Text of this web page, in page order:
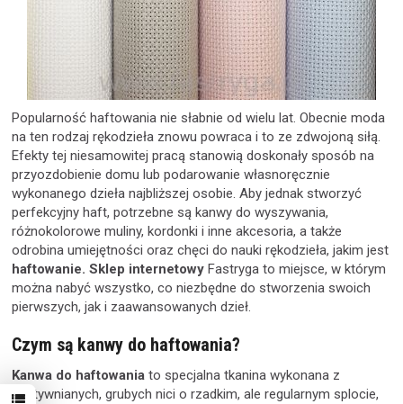
Popularność haftowania nie słabnie od wielu lat. Obecnie moda
na ten rodzaj rękodzieła znowu powraca i to ze zdwojoną siłą.
Efekty tej niesamowitej pracą stanowią doskonały sposób na
przyozdobienie domu lub podarowanie własnoręcznie
wykonanego dzieła najbliższej osobie. Aby jednak stworzyć
perfekcyjny haft, potrzebne są kanwy do wyszywania,
różnokolorowe muliny, kordonki i inne akcesoria, a także
odrobina umiejętności oraz chęci do nauki rękodzieła, jakim jest
haftowanie. Sklep internetowy Fastryga to miejsce, w którym
można nabyć wszystko, co niezbędne do stworzenia swoich
pierwszych, jak i zaawansowanych dzieł.
Czym są kanwy do haftowania?
Kanwa do haftowania to specjalna tkanina wykonana z
usztywnianych, grubych nici o rzadkim, ale regularnym splocie,